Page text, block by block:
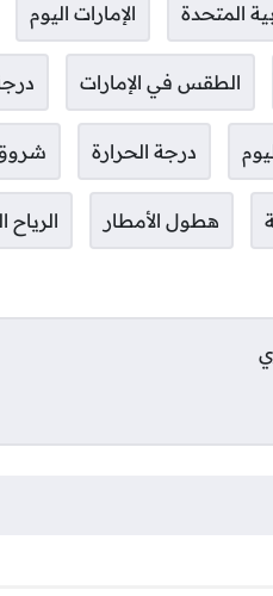
المتحدة الإمارات اليوم
الطقس في الإمارات
درجة الحرارة
هطول الأمطار